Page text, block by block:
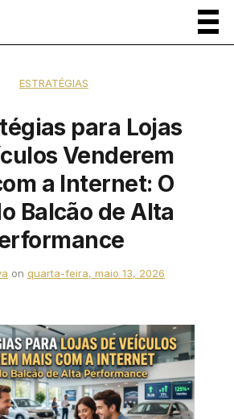
ESTRATÉGIAS
para Lojas
Venderem
a Internet: O
Balcão de Alta
on quarta-feira, maio 13, 2026